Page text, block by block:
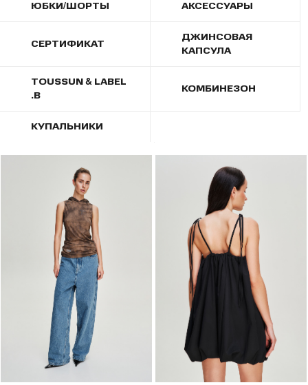
ЮБКИ/ШОРТЫ АКСЕССУАРЫ
СЕРТИФИКАТ
ДЖИНСОВАЯ
КАПСУЛА
TOUSSUN & LABEL
.B
КОМБИНЕЗОН
КУПАЛЬНИКИ